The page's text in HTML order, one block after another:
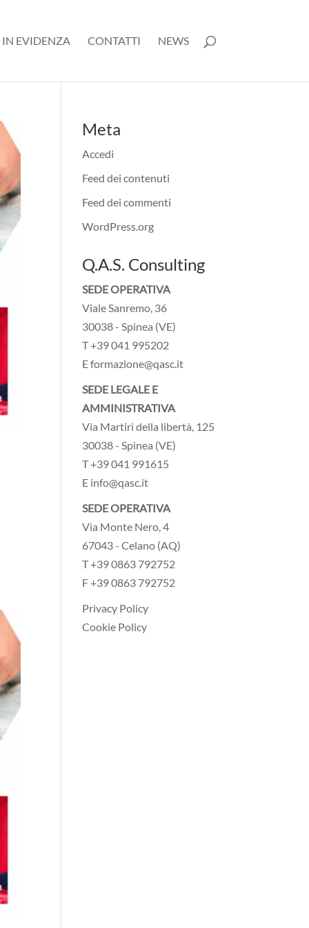
IN EVIDENZA CONTATTI NEWS
Meta
Accedi
Feed dei contenuti
Feed dei commenti
WordPress.org
Q.A.S. Consulting
SEDE OPERATIVA
Viale Sanremo, 36
30038 - Spinea (VE)
T +39 041 995202
E formazione@qasc.it
SEDE LEGALE E
AMMINISTRATIVA
Via Martiri della libertà, 125
30038 - Spinea (VE)
T +39 041 991615
E info@qasc.it
SEDE OPERATIVA
Via Monte Nero, 4
67043 - Celano (AQ)
T +39 0863 792752
F +39 0863 792752
Privacy Policy
Cookie Policy